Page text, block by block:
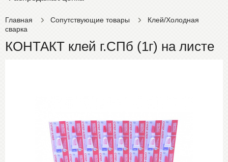
Главная Сопутствующие товары
Клей/Холодная
сварка
КОНТАКТ клей г.СПб (1г) на листе